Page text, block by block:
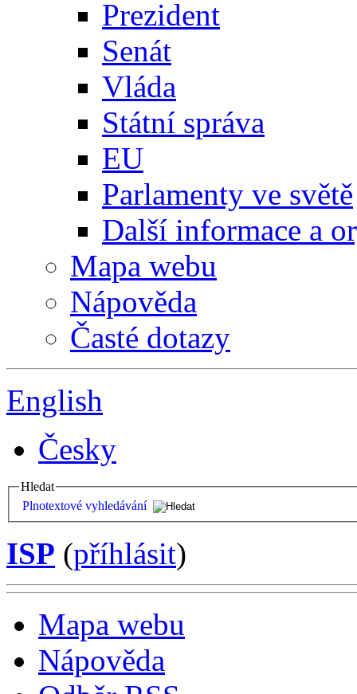
Prezident
Senát
Vláda
Státní správa
EU
Parlamenty ve světě
Další informace a
Mapa webu
Nápověda
Časté dotazy
English
Česky
Hledat
Plnotextové vyhledávání
ISP (příhlásit)
Mapa webu
Nápověda